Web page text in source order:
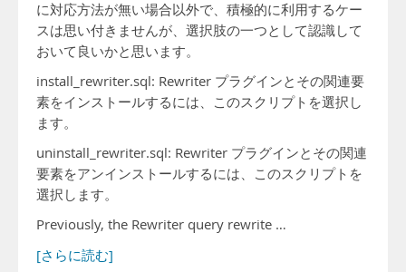
に対応方法が無い場合以外で、積極的に利用するケー
スは思い付きませんが、選択肢の一つとして認識して
おいて良いかと思います。
install_rewriter.sql: Rewriter プラグインとその関連要
素をインストールするには、このスクリプトを選択し
ます。
uninstall_rewriter.sql: Rewriter プラグインとその関連
要素をアンインストールするには、このスクリプトを
選択します。
Previously, the Rewriter query rewrite …
[さらに読む]